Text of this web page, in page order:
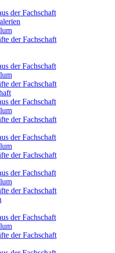
der Fachschaft
der Fachschaft
der Fachschaft
der Fachschaft
der Fachschaft
der Fachschaft
der Fachschaft
der Fachschaft
der Fachschaft
der Fachschaft
der Fachschaft
der Fachschaft